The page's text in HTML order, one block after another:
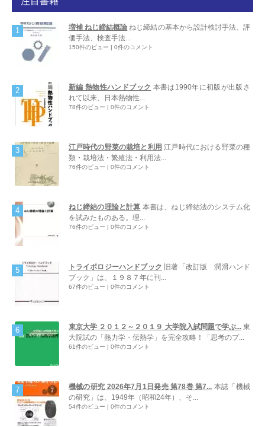
増補 ねじ締結概論 ねじ締結の基本から設計検討手法、評
価手法、検査手法...
150件のビュー | 0件のコメント
新編 熱物性ハンドブック 本書は1990年に初版が出版さ
れて以来、日本熱物性...
78件のビュー | 0件のコメント
江戸時代の野菜の栽培と利用 江戸時代における野菜の種
類・栽培法・繁殖法・利用法...
76件のビュー | 0件のコメント
ねじ締結の理論と計算 本書は、ねじ締結法のシステム化
を試みたものある。理...
76件のビュー | 0件のコメント
トライボロジーハンドブック
旧著「改訂版 潤滑ハンド
ブック」は、１９８７年に刊...
67件のビュー | 0件のコメント
東京大学 ２０１２～２０１９ 大学院入試問題で学ぶ... 東
大院試の「熱力学・伝熱学」を完全攻略！「思考のプ...
61件のビュー | 0件のコメント
機械の研究 2026年7月1日発売 第78巻 第7... 本誌「機械
の研究」は、1949年（昭和24年）、そ...
54件のビュー | 0件のコメント